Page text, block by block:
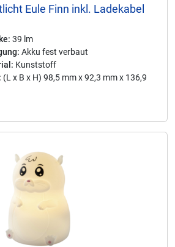
Eule Finn inkl. Ladekabel
39 lm
Akku fest verbaut
Kunststoff
(L x B x H) 98,5 mm x 92,3 mm x 136,9